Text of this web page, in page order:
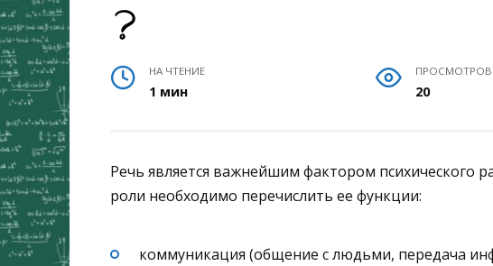
НА ЧТЕНИЕ
1 мин
ПРОСМОТРОВ
20
Речь является важнейшим фактором психического
роли необходимо перечислить ее функции:
коммуникация (общение с людьми, передача